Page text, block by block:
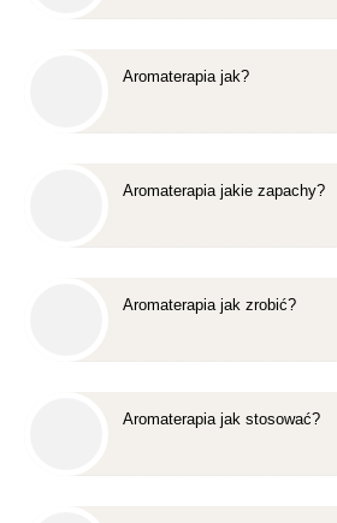
Aromaterapia jak?
Aromaterapia jakie zapachy?
Aromaterapia jak zrobić?
Aromaterapia jak stosować?